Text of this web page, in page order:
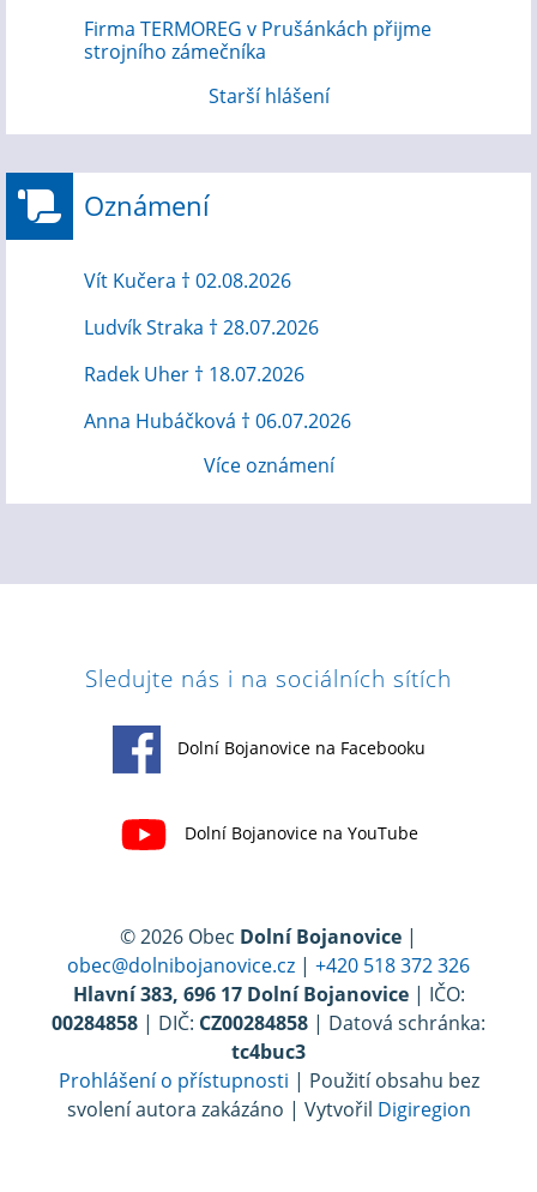
Firma TERMOREG v Prušánkách přijme
strojního zámečníka
Starší hlášení
Oznámení
Vít Kučera † 02.08.2026
Ludvík Straka † 28.07.2026
Radek Uher † 18.07.2026
Anna Hubáčková † 06.07.2026
Více oznámení
Sledujte nás i na sociálních sítích
Dolní Bojanovice na Facebooku
Dolní Bojanovice na YouTube
© 2026 Obec Dolní Bojanovice |
obec@dolnibojanovice.cz | +420 518 372 326
Hlavní 383, 696 17 Dolní Bojanovice| IČO:
00284858 | DIČ: CZ00284858 | Datová schránka:
tc4buc3
Prohlášení o přístupnosti | Použití obsahu bez
svolení autora zakázáno | Vytvořil Digiregion